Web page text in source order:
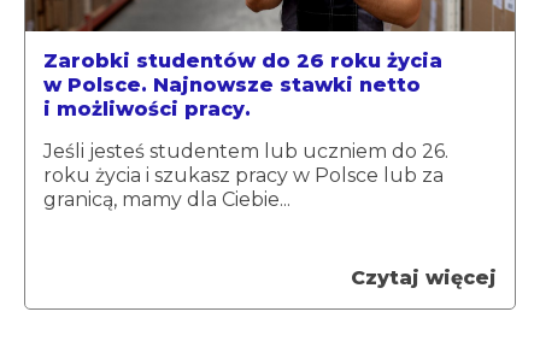
Zarobki studentów do 26 roku życia
w Polsce. Najnowsze stawki netto
i możliwości pracy.
Jeśli jesteś studentem lub uczniem do 26.
roku życia i szukasz pracy w Polsce lub za
granicą, mamy dla Ciebie...
Czytaj więcej